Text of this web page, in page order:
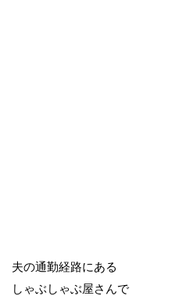
夫の通勤経路にある
しゃぶしゃぶ屋さんで